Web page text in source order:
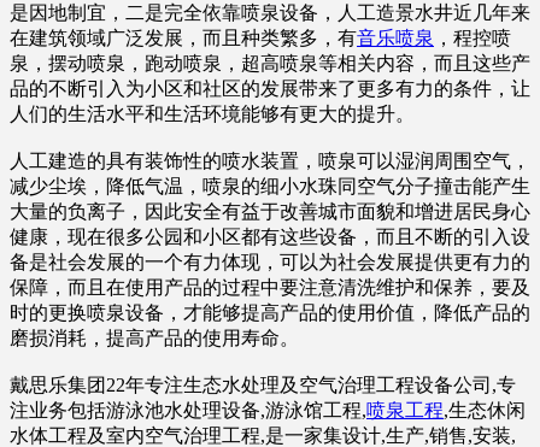
是因地制宜，二是完全依靠喷泉设备，人工造景水井近几年来
在建筑领域广泛发展，而且种类繁多，有音乐喷泉 ，程控喷
泉，摆动喷泉，跑动喷泉，超高喷泉等相关内容，而且这些产
品的不断引入为小区和社区的发展带来了更多有力的条件，让
人们的生活水平和生活环境能够有更大的提升。
人工建造的具有装饰性的喷水装置，喷泉可以湿润周围空气，
减少尘埃，降低气温，喷泉的细小水珠同空气分子撞击能产生
大量的负离子，因此安全有益于改善城市面貌和增进居民身心
健康，现在很多公园和小区都有这些设备，而且不断的引入设
备是社会发展的一个有力体现，可以为社会发展提供更有力的
保障，而且在使用产品的过程中要注意清洗维护和保养，要及
时的更换喷泉设备，才能够提高产品的使用价值，降低产品的
磨损消耗，提高产品的使用寿命。
戴思乐集团22年专注生态水处理及空气治理工程设备公司,专
注业务包括游泳池水处理设备,游泳馆工程,喷泉工程,生态休闲
水体工程及室内空气治理工程,是一家集设计,生产,销售,安装,